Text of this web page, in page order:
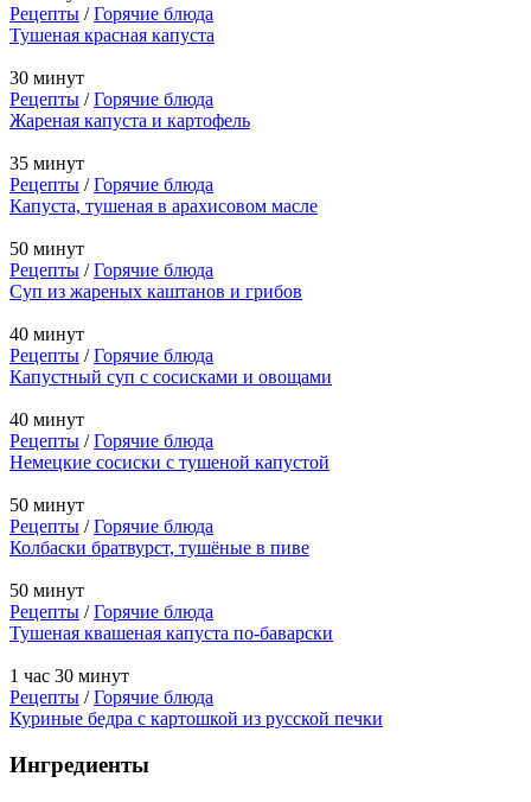
Рецепты /Горячие блюда
Тушеная красная капуста
30 минут
Рецепты /Горячие блюда
Жареная капуста и картофель
35 минут
Рецепты /Горячие блюда
Капуста, тушеная в арахисовом масле
50 минут
Рецепты /Горячие блюда
Суп из жареных каштанов и грибов
40 минут
Рецепты /Горячие блюда
Капустный суп с сосисками и овощами
40 минут
Рецепты /Горячие блюда
Немецкие сосиски с тушеной капустой
50 минут
Рецепты /Горячие блюда
Колбаски братвурст, тушёные в пиве
50 минут
Рецепты /Горячие блюда
Тушеная квашеная капуста по-баварски
1 час 30 минут
Рецепты /Горячие блюда
Куриные бедра с картошкой из русской печки
Ингредиенты